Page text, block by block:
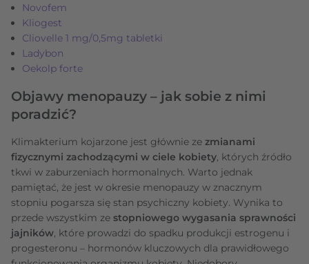
Novofem
Kliogest
Cliovelle 1 mg/0,5mg tabletki
Ladybon
Oekolp forte
Objawy menopauzy – jak sobie z nimi
poradzić?
Klimakterium kojarzone jest głównie ze zmianami
fizycznymi zachodzącymi w ciele kobiety, których źródło
tkwi w zaburzeniach hormonalnych. Warto jednak
pamiętać, że jest w okresie menopauzy w znacznym
stopniu pogarsza się stan psychiczny kobiety. Wynika to
przede wszystkim ze stopniowego wygasania sprawności
jajników, które prowadzi do spadku produkcji estrogenu i
progesteronu – hormonów kluczowych dla prawidłowego